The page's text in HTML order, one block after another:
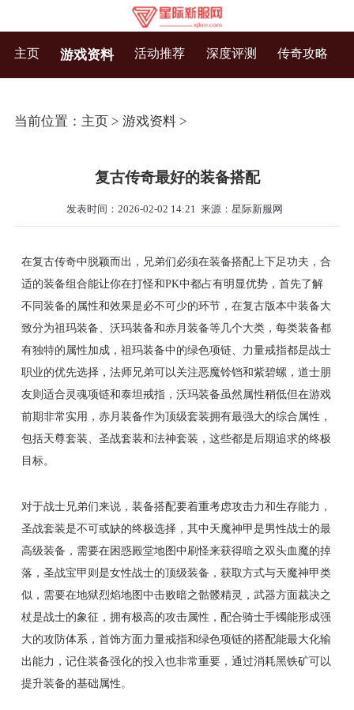
主页 游戏资料 活动推荐 深度评测 传奇攻略
当前位置： 主页> 游戏资料>
复古传奇最好的装备搭配
发表时间：2026-02-02 14:21 来源：星际新服网
在复古传奇中脱颖而出，兄弟们必须在装备搭配上下足功夫，合
适的装备组合能让你在打怪和PK中都占有明显优势，首先了解
不同装备的属性和效果是必不可少的环节，在复古版本中装备大
致分为祖玛装备、沃玛装备和赤月装备等几个大类，每类装备都
有独特的属性加成，祖玛装备中的绿色项链、力量戒指都是战士
职业的优先选择，法师兄弟可以关注恶魔铃铛和紫碧螺，道士朋
友则适合灵魂项链和泰坦戒指，沃玛装备虽然属性稍低但在游戏
前期非常实用，赤月装备作为顶级套装拥有最强大的综合属性，
包括天尊套装、圣战套装和法神套装，这些都是后期追求的终极
目标。
对于战士兄弟们来说，装备搭配要着重考虑攻击力和生存能力，
圣战套装是不可或缺的终极选择，其中天魔神甲是男性战士的最
高级装备，需要在困惑殿堂地图中刷怪来获得暗之双头血魔的掉
落，圣战宝甲则是女性战士的顶级装备，获取方式与天魔神甲类
似，需要在地狱烈焰地图中击败暗之骷髅精灵，武器方面裁决之
杖是战士的象征，拥有极高的攻击属性，配合骑士手镯能形成强
大的攻防体系，首饰方面力量戒指和绿色项链的搭配能最大化输
出能力，记住装备强化的投入也非常重要，通过消耗黑铁矿可以
提升装备的基础属性。